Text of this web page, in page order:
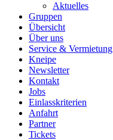
Aktuelles
Gruppen
Übersicht
Über uns
Service & Vermietung
Kneipe
Newsletter
Kontakt
Jobs
Einlasskriterien
Anfahrt
Partner
Tickets